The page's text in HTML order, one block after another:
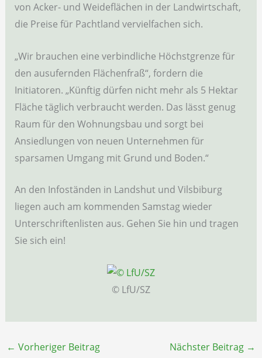
von Acker- und Weideflächen in der Landwirtschaft,
die Preise für Pachtland vervielfachen sich.
„Wir brauchen eine verbindliche Höchstgrenze für
den ausufernden Flächenfraß“, fordern die
Initiatoren. „Künftig dürfen nicht mehr als 5 Hektar
Fläche täglich verbraucht werden. Das lässt genug
Raum für den Wohnungsbau und sorgt bei
Ansiedlungen von neuen Unternehmen für
sparsamen Umgang mit Grund und Boden.“
An den Infoständen in Landshut und Vilsbiburg
liegen auch am kommenden Samstag wieder
Unterschriftenlisten aus. Gehen Sie hin und tragen
Sie sich ein!
© LfU/SZ
← Vorheriger Beitrag Nächster Beitrag →